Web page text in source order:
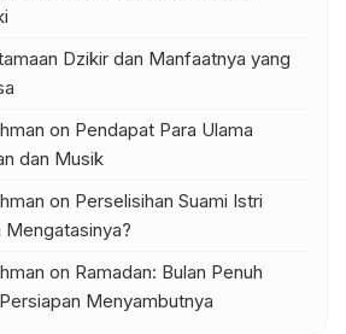
Dzikir dan Manfaatnya yang
on Pendapat Para Ulama
dan Musik
on Perselisihan Suami Istri
Mengatasinya?
on Ramadan: Bulan Penuh
Menyambutnya